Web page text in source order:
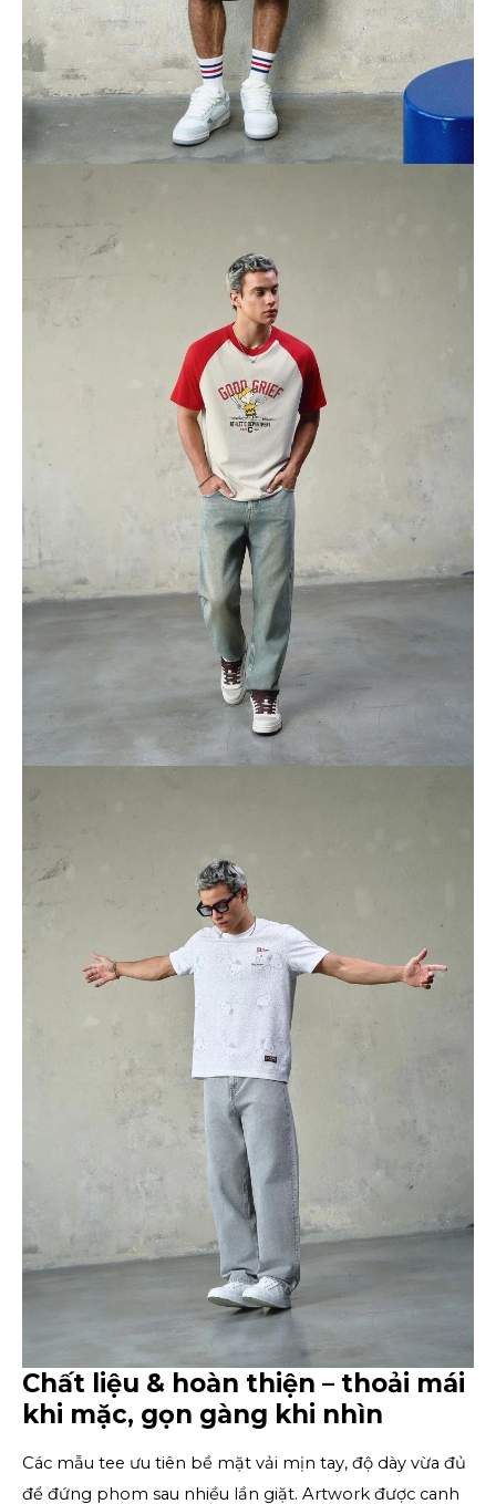
Chất liệu & hoàn thiện – thoải mái
khi mặc, gọn gàng khi nhìn
Các mẫu tee ưu tiên bề mặt vải mịn tay, độ dày vừa đủ
để đứng phom sau nhiều lần giặt. Artwork được canh